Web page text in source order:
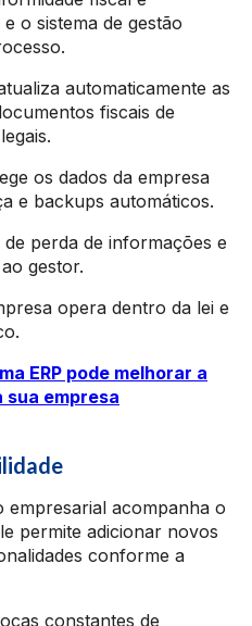
o sistema de gestão
automaticamente as
fiscais de
os dados da empresa
e backups automáticos.
perda de informações e
gestor.
opera dentro da lei e
ERP pode melhorar a
sua empresa
empresarial acompanha o
permite adicionar novos
conforme a
constantes de